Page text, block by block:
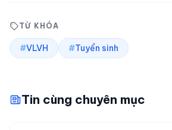
TỪ KHÓA
#VLVH #Tuyển sinh
Tin cùng chuyên mục